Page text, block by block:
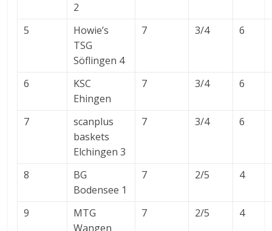
2
5
Howie’s
TSG
Söflingen 4
7 3/4 6
6
KSC
Ehingen
7 3/4 6
7
scanplus
baskets
Elchingen 3
7 3/4 6
8
BG
Bodensee 1
7 2/5 4
9
MTG
Wangen
7 2/5 4